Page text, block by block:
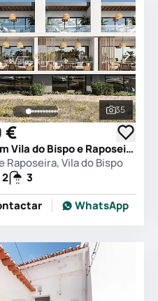
Ver
35
€
Moradia T2 em Vila do Bispo e Raposeira, Vila do Bispo
Raposeira, Vila do Bispo
2
3
WhatsApp